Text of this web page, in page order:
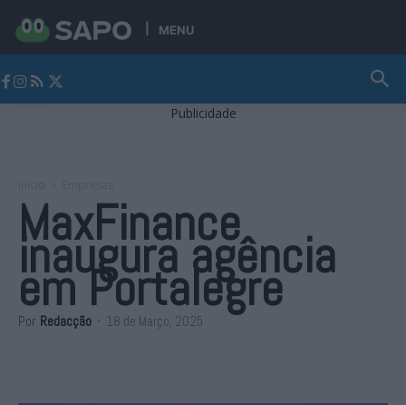
MENU
Publicidade
MaxFinance
inaugura agência
em Portalegre
Por Redacção - 18 de Março, 2025